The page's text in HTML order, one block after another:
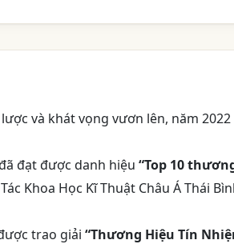
và khát vọng vươn lên, năm 2022
đạt được danh hiệu “Top 10
Khoa Học Kĩ Thuật Châu Á Thái
trao giải “Thương Hiệu Tín